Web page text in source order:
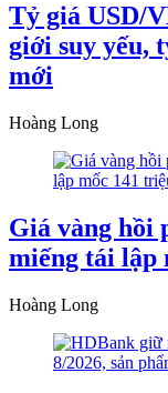
Tỷ giá USD/
giới suy yếu,
mới
Hoàng Long
Giá vàng hồi
miếng tái lập
Hoàng Long